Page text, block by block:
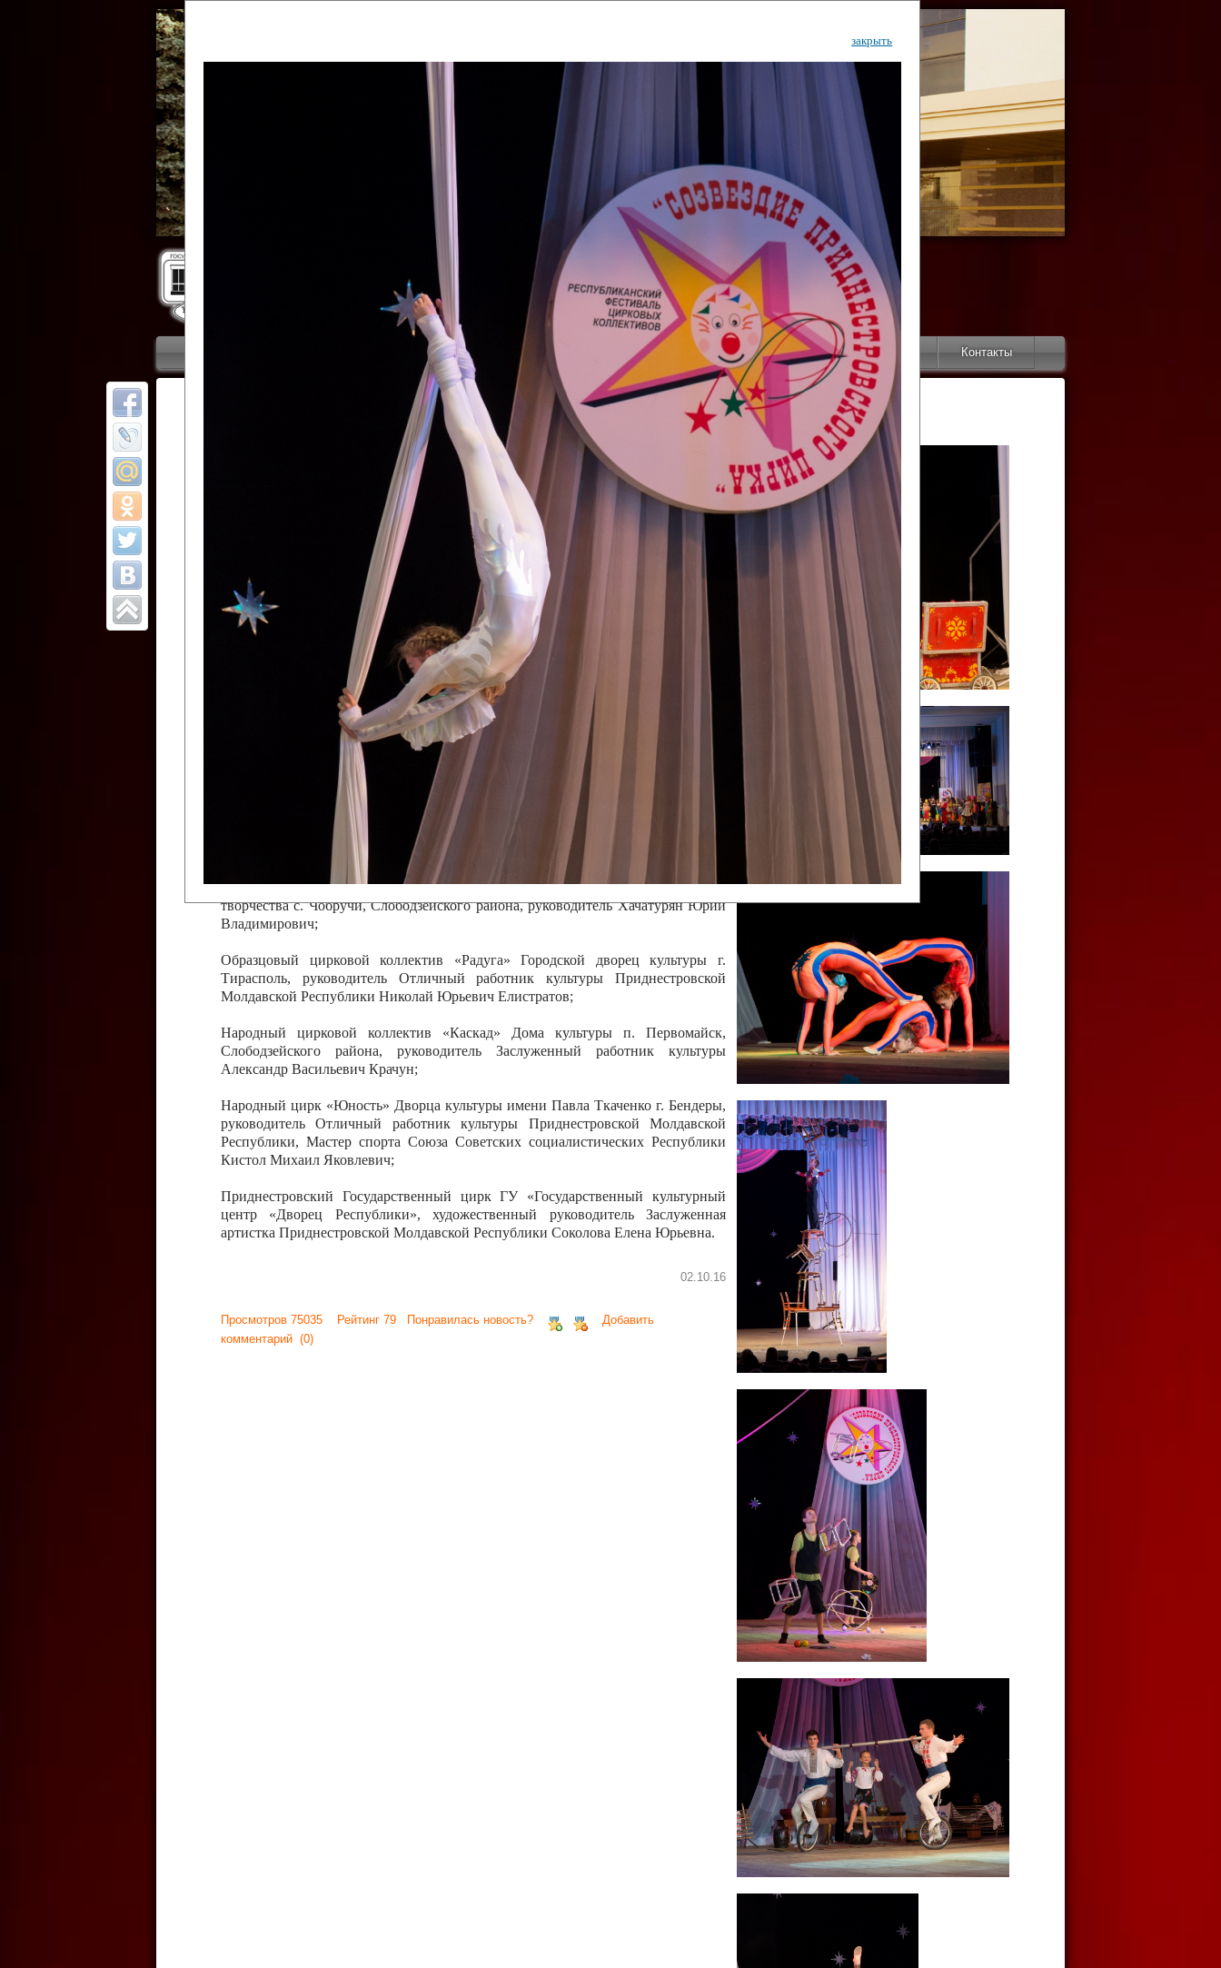
Государственный культурный центр
Дворец Республики
Коллективы Новости Арт-монитор Арт-прожектор Инфо Контакты
ОТЧЕТЫ ГКЦ "ДВОРЕЦ РЕСПУБЛИКИ"
закрыть
Финал Республиканского фестиваля
цирковых коллективов "Созвездие
Приднестровского цирка"
Образцовый эстрадно-цирковой коллектив «Ровесник» Дом культуры с.
Протягайловка, г. Бендеры , руководитель Рогожинер Светлана Георгиевна
Народный цирковой клоунский коллектив «Шари-вари» МУ «Культурно-
досуговый центр «Шелковик» г.Бендеры, руководители Отличные работники
культуры Приднестровской Молдавской Республики Алёна Александровна и
Олег Степанович Райлян;
Народный цирковой коллектив «Энтузиасты» Дома культуры с. Делакеу,
Григориопольского района, руководитель Отличный работник культуры
Приднестровской Молдавской Республики Пётр Петрович Дижмару;
Народный цирковой коллектив «Сперанца» Дома культуры посёлка Красное,
Слободзейского района, руководитель Отличный работник культуры
Приднестровской Молдавской Республики Анжела Владимировна
Образцовый эстрадно-цирковой коллектив «Алегро» Дома детско –юношеского
творчества с. Чобручи, Слободзейского района, руководитель Хачатурян Юрий
Владимирович;
Образцовый цирковой коллектив «Радуга» Городской дворец культуры г.
Тирасполь, руководитель Отличный работник культуры Приднестровской
Молдавской Республики Николай Юрьевич Елистратов;
Народный цирковой коллектив «Каскад» Дома культуры п. Первомайск,
Слободзейского района, руководитель Заслуженный работник культуры
Александр Васильевич Крачун;
Народный цирк «Юность» Дворца культуры имени Павла Ткаченко г. Бендеры,
руководитель Отличный работник культуры Приднестровской Молдавской
Республики, Мастер спорта Союза Советских социалистических Республики
Кистол Михаил Яковлевич;
Приднестровский Государственный цирк ГУ «Государственный культурный
центр «Дворец Республики», художественный руководитель Заслуженная
артистка Приднестровской Молдавской Республики Соколова Елена Юрьевна.
02.10.16
Просмотров 75035 Рейтинг 79 Понравилась новость?
Добавить
комментарий (0)